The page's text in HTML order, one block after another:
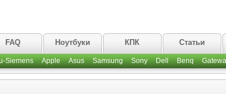
FAQ Ноутбуки КПК Статьи
Siemens Apple Asus Samsung Sony Dell Benq